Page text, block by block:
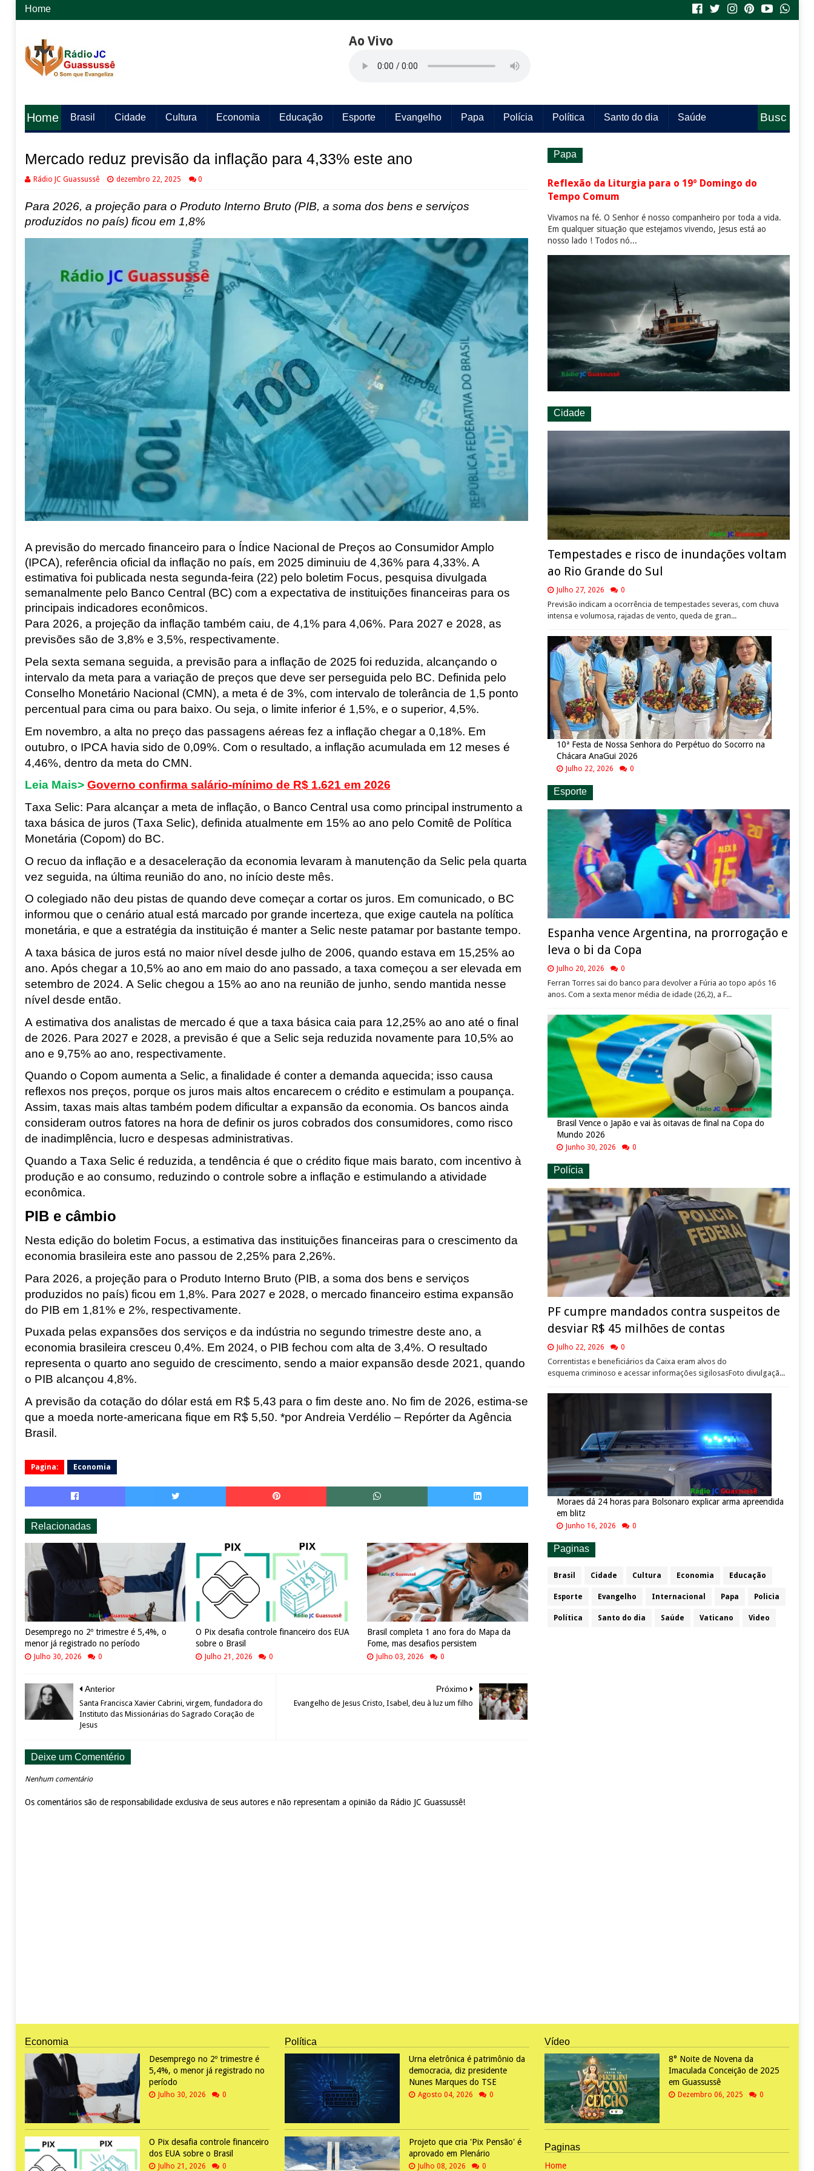
Home
Ao Vivo
Home Brasil Cidade Cultura Economia Educação Esporte Evangelho Papa Polícia Política Santo do dia Saúde
Busc
Mercado reduz previsão da inflação para 4,33% este ano
Rádio JC Guassussê dezembro 22, 2025 0
Para 2026, a projeção para o Produto Interno Bruto (PIB, a soma dos bens e serviços
produzidos no país) ficou em 1,8%
A previsão do mercado financeiro para o Índice Nacional de Preços ao Consumidor Amplo
(IPCA), referência oficial da inflação no país, em 2025 diminuiu de 4,36% para 4,33%. A
estimativa foi publicada nesta segunda-feira (22) pelo boletim Focus, pesquisa divulgada
semanalmente pelo Banco Central (BC) com a expectativa de instituições financeiras para os
principais indicadores econômicos.
Para 2026, a projeção da inflação também caiu, de 4,1% para 4,06%. Para 2027 e 2028, as
previsões são de 3,8% e 3,5%, respectivamente.
Pela sexta semana seguida, a previsão para a inflação de 2025 foi reduzida, alcançando o
intervalo da meta para a variação de preços que deve ser perseguida pelo BC. Definida pelo
Conselho Monetário Nacional (CMN), a meta é de 3%, com intervalo de tolerância de 1,5 ponto
percentual para cima ou para baixo. Ou seja, o limite inferior é 1,5%, e o superior, 4,5%.
Em novembro, a alta no preço das passagens aéreas fez a inflação chegar a 0,18%. Em
outubro, o IPCA havia sido de 0,09%. Com o resultado, a inflação acumulada em 12 meses é
4,46%, dentro da meta do CMN.
Leia Mais> Governo confirma salário-mínimo de R$ 1.621 em 2026
Taxa Selic: Para alcançar a meta de inflação, o Banco Central usa como principal instrumento a
taxa básica de juros (Taxa Selic), definida atualmente em 15% ao ano pelo Comitê de Política
Monetária (Copom) do BC.
O recuo da inflação e a desaceleração da economia levaram à manutenção da Selic pela quarta
vez seguida, na última reunião do ano, no início deste mês.
O colegiado não deu pistas de quando deve começar a cortar os juros. Em comunicado, o BC
informou que o cenário atual está marcado por grande incerteza, que exige cautela na política
monetária, e que a estratégia da instituição é manter a Selic neste patamar por bastante tempo.
A taxa básica de juros está no maior nível desde julho de 2006, quando estava em 15,25% ao
ano. Após chegar a 10,5% ao ano em maio do ano passado, a taxa começou a ser elevada em
setembro de 2024. A Selic chegou a 15% ao ano na reunião de junho, sendo mantida nesse
nível desde então.
A estimativa dos analistas de mercado é que a taxa básica caia para 12,25% ao ano até o final
de 2026. Para 2027 e 2028, a previsão é que a Selic seja reduzida novamente para 10,5% ao
ano e 9,75% ao ano, respectivamente.
Quando o Copom aumenta a Selic, a finalidade é conter a demanda aquecida; isso causa
reflexos nos preços, porque os juros mais altos encarecem o crédito e estimulam a poupança.
Assim, taxas mais altas também podem dificultar a expansão da economia. Os bancos ainda
consideram outros fatores na hora de definir os juros cobrados dos consumidores, como risco
de inadimplência, lucro e despesas administrativas.
Quando a Taxa Selic é reduzida, a tendência é que o crédito fique mais barato, com incentivo à
produção e ao consumo, reduzindo o controle sobre a inflação e estimulando a atividade
econômica.
PIB e câmbio
Nesta edição do boletim Focus, a estimativa das instituições financeiras para o crescimento da
economia brasileira este ano passou de 2,25% para 2,26%.
Para 2026, a projeção para o Produto Interno Bruto (PIB, a soma dos bens e serviços
produzidos no país) ficou em 1,8%. Para 2027 e 2028, o mercado financeiro estima expansão
do PIB em 1,81% e 2%, respectivamente.
Puxada pelas expansões dos serviços e da indústria no segundo trimestre deste ano, a
economia brasileira cresceu 0,4%. Em 2024, o PIB fechou com alta de 3,4%. O resultado
representa o quarto ano seguido de crescimento, sendo a maior expansão desde 2021, quando
o PIB alcançou 4,8%.
A previsão da cotação do dólar está em R$ 5,43 para o fim deste ano. No fim de 2026, estima-se
que a moeda norte-americana fique em R$ 5,50. *por Andreia Verdélio – Repórter da Agência
Brasil .
Pagina: Economia
Relacionadas
Desemprego no 2º trimestre é 5,4%, o
menor já registrado no período
Julho 30, 2026 0
O Pix desafia controle financeiro dos EUA
sobre o Brasil
Julho 21, 2026 0
Brasil completa 1 ano fora do Mapa da
Fome, mas desafios persistem
Julho 03, 2026 0
Próximo
Evangelho de Jesus Cristo, Isabel, deu à luz um filho
Anterior
Santa Francisca Xavier Cabrini, virgem, fundadora do
Instituto das Missionárias do Sagrado Coração de
Jesus
Deixe um Comentério
Nenhum comentário
Os comentários são de responsabilidade exclusiva de seus autores e não representam a opinião da Rádio JC Guassussê!
Papa
Reflexão da Liturgia para o 19º Domingo do
Tempo Comum
Vivamos na fé. O Senhor é nosso companheiro por toda a vida.
Em qualquer situação que estejamos vivendo, Jesus está ao
nosso lado ! Todos nó...
Cidade
Tempestades e risco de inundações voltam
ao Rio Grande do Sul
Julho 27, 2026 0
Previsão indicam a ocorrência de tempestades severas, com chuva
intensa e volumosa, rajadas de vento, queda de gran...
10ª Festa de Nossa Senhora do Perpétuo do Socorro na
Chácara AnaGui 2026
Julho 22, 2026 0
Esporte
Espanha vence Argentina, na prorrogação e
leva o bi da Copa
Julho 20, 2026 0
Ferran Torres sai do banco para devolver a Fúria ao topo após 16
anos. Com a sexta menor média de idade (26,2), a F...
Brasil Vence o Japão e vai às oitavas de final na Copa do
Mundo 2026
Junho 30, 2026 0
Polícia
PF cumpre mandados contra suspeitos de
desviar R$ 45 milhões de contas
Julho 22, 2026 0
Correntistas e beneficiários da Caixa eram alvos do
esquema criminoso e acessar informações sigilosasFoto divulgaçã...
Moraes dá 24 horas para Bolsonaro explicar arma apreendida
em blitz
Junho 16, 2026 0
Paginas
Brasil Cidade Cultura Economia Educação
Esporte Evangelho Internacional Papa Policia
Política Santo do dia Saúde Vaticano Video
Economia
Desemprego no 2º trimestre é
5,4%, o menor já registrado no
período
Julho 30, 2026 0
O Pix desafia controle financeiro
dos EUA sobre o Brasil
Julho 21, 2026 0
Política
Urna eletrônica é patrimônio da
democracia, diz presidente
Nunes Marques do TSE
Agosto 04, 2026 0
Projeto que cria 'Pix Pensão' é
aprovado em Plenário
Julho 08, 2026 0
Vídeo
8° Noite de Novena da
Imaculada Conceição de 2025
em Guassussê
Dezembro 06, 2025 0
Paginas
Home